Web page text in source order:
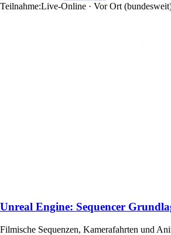
Teilnahme:Live-Online · Vor Ort
Unreal Engine: Sequencer
Filmische Sequenzen, Kamerafahrten und